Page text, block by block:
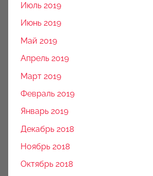
Июль 2019
Июнь 2019
Май 2019
Апрель 2019
Март 2019
Февраль 2019
Январь 2019
Декабрь 2018
Ноябрь 2018
Октябрь 2018